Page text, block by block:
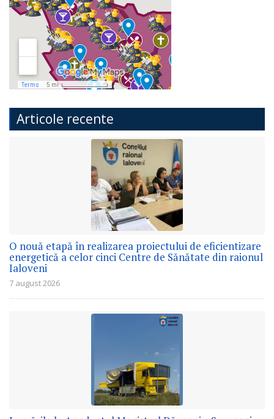
Articole recente
O nouă etapă în realizarea proiectului de eficientizare
energetică a celor cinci Centre de Sănătate din raionul
Ialoveni
7 august 2026